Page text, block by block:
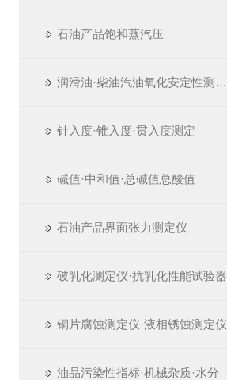
石油产品饱和蒸汽压
润滑油·柴油汽油氧化安定性测定仪
针入度·锥入度·贯入度测定
碱值·中和值·总碱值总酸值
石油产品界面张力测定仪
破乳化测定仪·抗乳化性能试验器
铜片腐蚀测定仪·液相锈蚀测定仪
油品污染性指标·机械杂质·水分